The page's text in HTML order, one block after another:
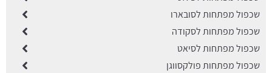
שכפול מפתחות לסובארו
שכפול מפתחות לסקודה
שכפול מפתחות לסיאט
שכפול מפתחות פולקסווגן